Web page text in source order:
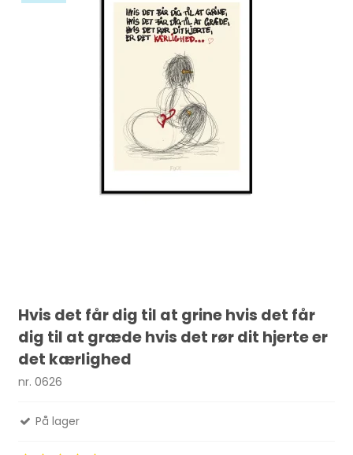
Hvis det får dig til at grine hvis det får
dig til at græde hvis det rør dit hjerte er
det kærlighed
nr. 0626
På lager